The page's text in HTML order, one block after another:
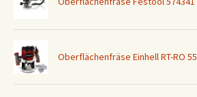
Oberflächenfräse Einhell RT-RO 55